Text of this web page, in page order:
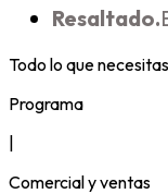
Resaltado.
Todo lo que
Programa
|
Comercial y ventas